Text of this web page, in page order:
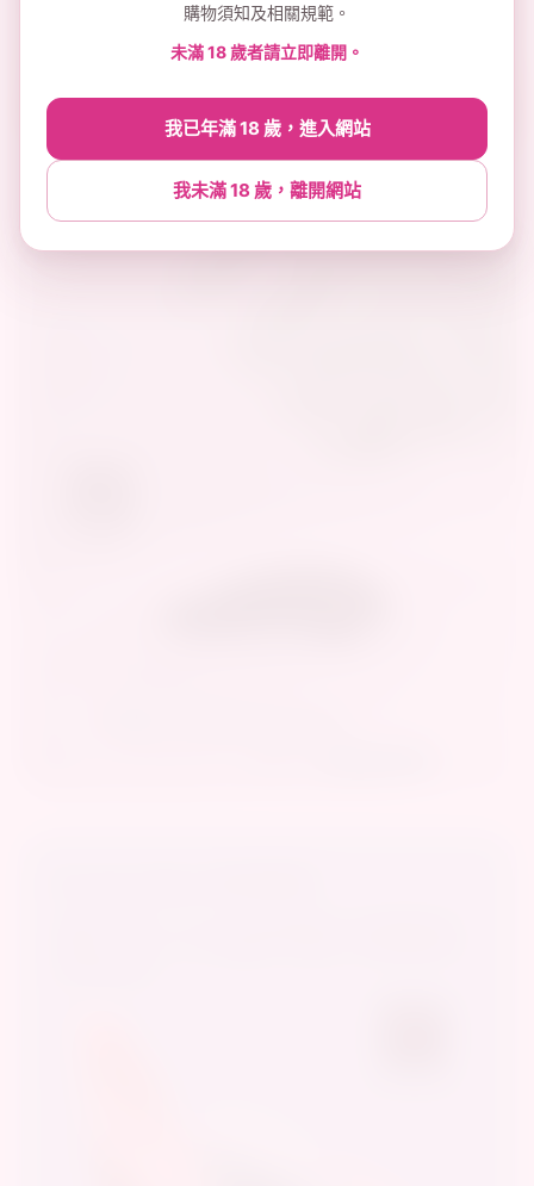
購物須知及相關規範。
未滿 18 歲者請立即離開。
我已年滿 18 歲，進入網站
我未滿 18 歲，離開網站